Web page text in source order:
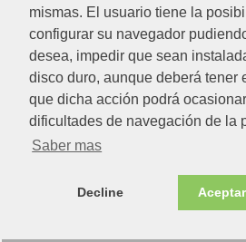
mismas. El usuario tiene la
configurar su navegador
desea, impedir que sean
disco duro, aunque deberá tener
que dicha acción podrá ocasionar
dificultades de navegación de la
Saber mas
Decline
Poítica de redes
Política de
Imágenes no contractuales,
tienda.
Store v.2.0